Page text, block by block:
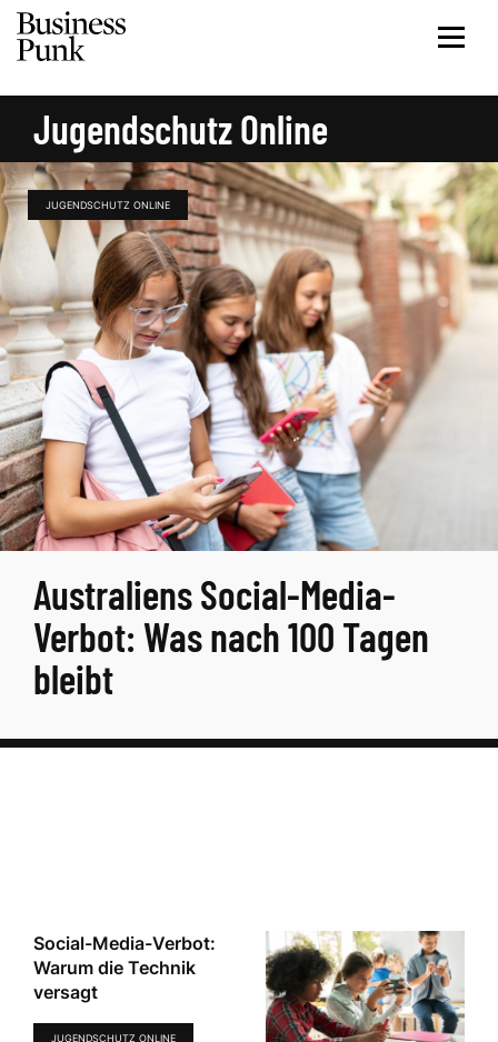
Jugendschutz Online
JUGENDSCHUTZ ONLINE
Australiens Social-Media-
Verbot: Was nach 100 Tagen
bleibt
Social-Media-Verbot:
Warum die Technik
versagt
JUGENDSCHUTZ ONLINE